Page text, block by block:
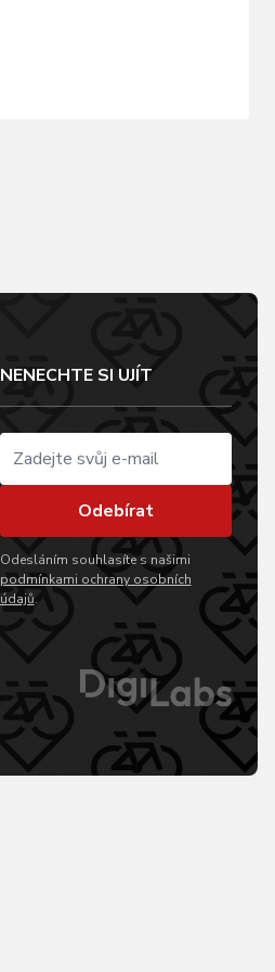
NENECHTE SI UJÍT
Odebírat
Odesláním souhlasíte s našimi
podmínkami ochrany osobních
údajů.